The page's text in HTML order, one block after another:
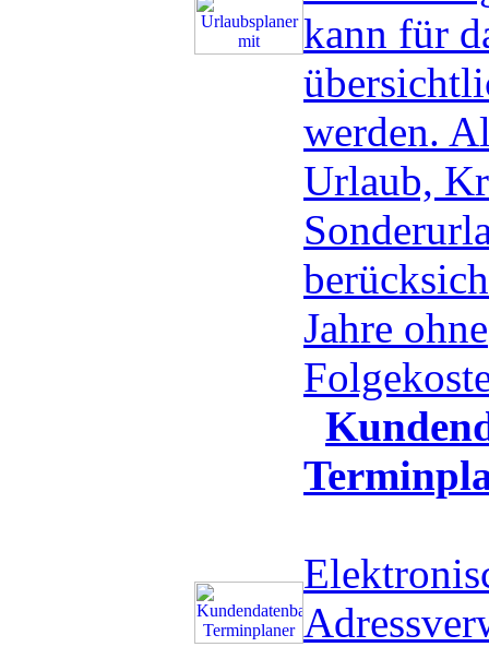
kann für
werden.
Urlaub,
Jahre ohne